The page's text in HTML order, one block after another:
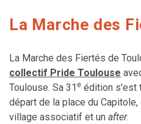
La Marche des
La Marche des Fiertés de
collectif Pride Toulouse
Toulouse. Sa 31 e édition s'est
départ de la place du
village associatif et un after.